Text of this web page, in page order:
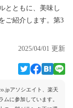
とともに、美味し
ご紹介します。第3
2025/04/01 更新
アソシエイト、楽天
に参加しています。